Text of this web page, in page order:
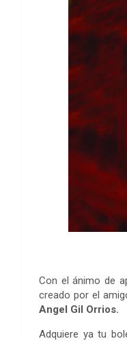
Con el ánimo de
creado por el
Angel Gil Orrios.
Adquiere ya tu